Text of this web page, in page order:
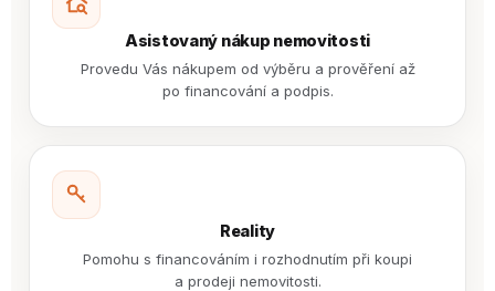
Asistovaný nákup nemovitosti
Provedu Vás nákupem od výběru a prověření až
po financování a podpis.
Reality
Pomohu s financováním i rozhodnutím při koupi
a prodeji nemovitosti.